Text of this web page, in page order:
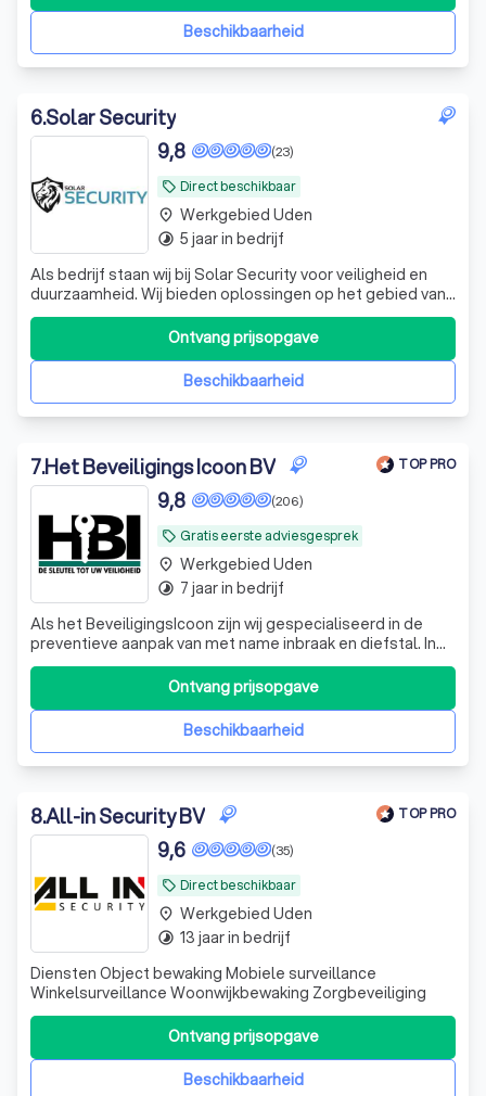
Beschikbaarheid
6.Solar Security
local_offer Direct beschikbaar
(23)
9,8
Als bedrijf staan wij bij Solar Security voor veiligheid en
duurzaamheid. Wij bieden oplossingen op het gebied van
beveiliging. Onze missie is om onze klanten gemoedsrust
en veiligheid te garanderen.
Beschikbaarheid
Ontvang prijsopgave
place Werkgebied Uden
timelapse 5 jaar in bedrijf
7.Het Beveiligings Icoon BV TOP PRO
local_offer Gratis eerste adviesgesprek
(206)
9,8
Als het BeveiligingsIcoon zijn wij gespecialiseerd in de
preventieve aanpak van met name inbraak en diefstal. In
de wereld van beveiliging is een grote uiteenloop van
service en kwaliteit. Het Beveiligingsicoon werkt alleen
met apparatuur van uitstekende kwaliteit, zodat u
verzekerd bent van de rustBeschikbaarheid
Ontvang prijsopgave
place Werkgebied Uden
timelapse 7 jaar in bedrijf
8.All-in Security BV TOP PRO
local_offer Direct beschikbaar
(35)
9,6
Diensten Object bewaking Mobiele surveillance
Winkelsurveillance Woonwijkbewaking Zorgbeveiliging
Beschikbaarheid
Ontvang prijsopgave
place Werkgebied Uden
timelapse 13 jaar in bedrijf